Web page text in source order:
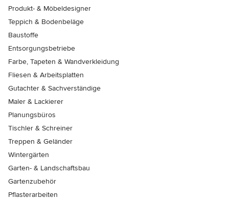
Produkt- & Möbeldesigner
Teppich & Bodenbeläge
Baustoffe
Entsorgungsbetriebe
Farbe, Tapeten & Wandverkleidung
Fliesen & Arbeitsplatten
Gutachter & Sachverständige
Maler & Lackierer
Planungsbüros
Tischler & Schreiner
Treppen & Geländer
Wintergärten
Garten- & Landschaftsbau
Gartenzubehör
Pflasterarbeiten